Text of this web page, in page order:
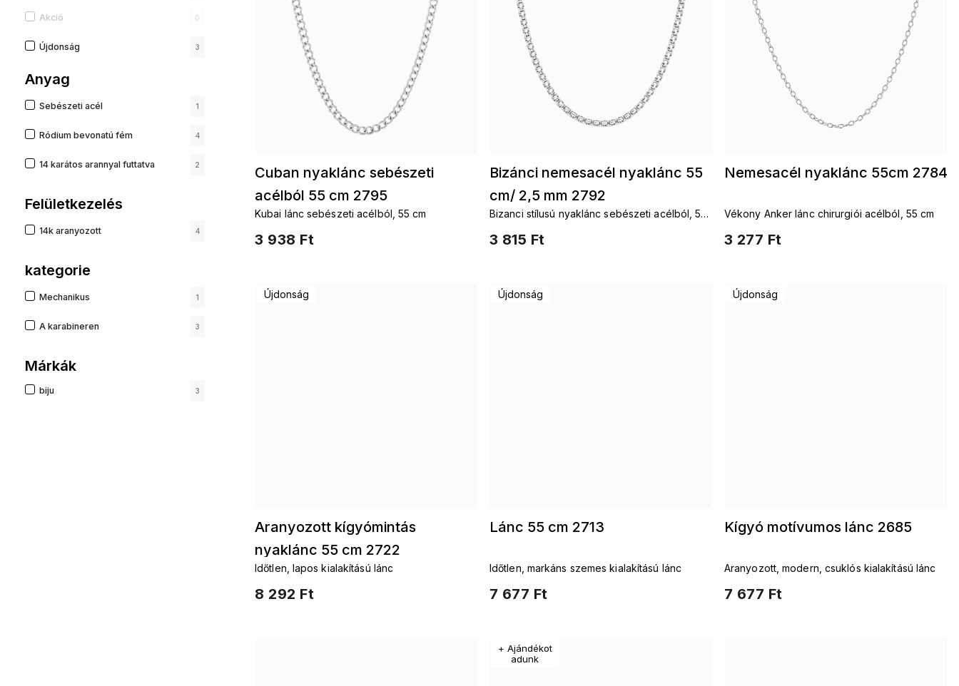
Akció 0
Újdonság 3
Márkák
biju 3
Anyag
Sebészeti acél 1
Ródium bevonatú fém 4
14 karátos arannyal futtatva 2
Felületkezelés
14k aranyozott 4
kategorie
Mechanikus 1
A karabineren 3
Cuban nyaklánc sebészeti
acélból 55 cm 2795
3 938 Ft
Kubai lánc sebészeti acélból, 55 cm
Bizánci nemesacél nyaklánc 55
cm/ 2,5 mm 2792
3 815 Ft
Bizanci stílusú nyaklánc sebészeti acélból, 55
Nemesacél nyaklánc 55cm 2784
3 277 Ft
Vékony Anker lánc chirurgiói acélból, 55 cm
Újdonság
Aranyozott kígyómintás
nyaklánc 55 cm 2722
8 292 Ft
Időtlen, lapos kialakítású lánc
Újdonság
Lánc 55 cm 2713
7 677 Ft
Időtlen, markáns szemes kialakítású lánc
Újdonság
Kígyó motívumos lánc 2685
7 677 Ft
Aranyozott, modern, csuklós kialakítású lánc
+ Ajándékot
adunk